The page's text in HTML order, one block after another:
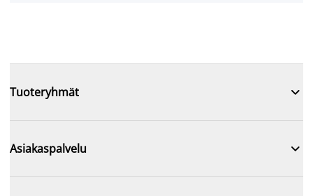
Tuoteryhmät 
Asiakaspalvelu 